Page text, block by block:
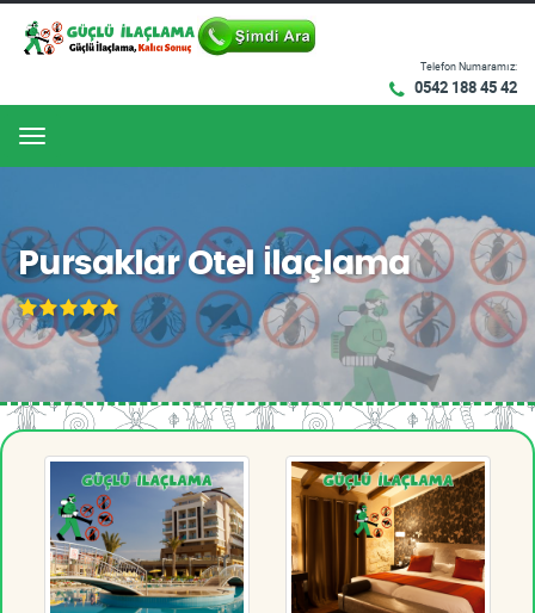
Telefon Numaramız:
0542 188 45 42
Menu
Pursaklar Otel İlaçlama